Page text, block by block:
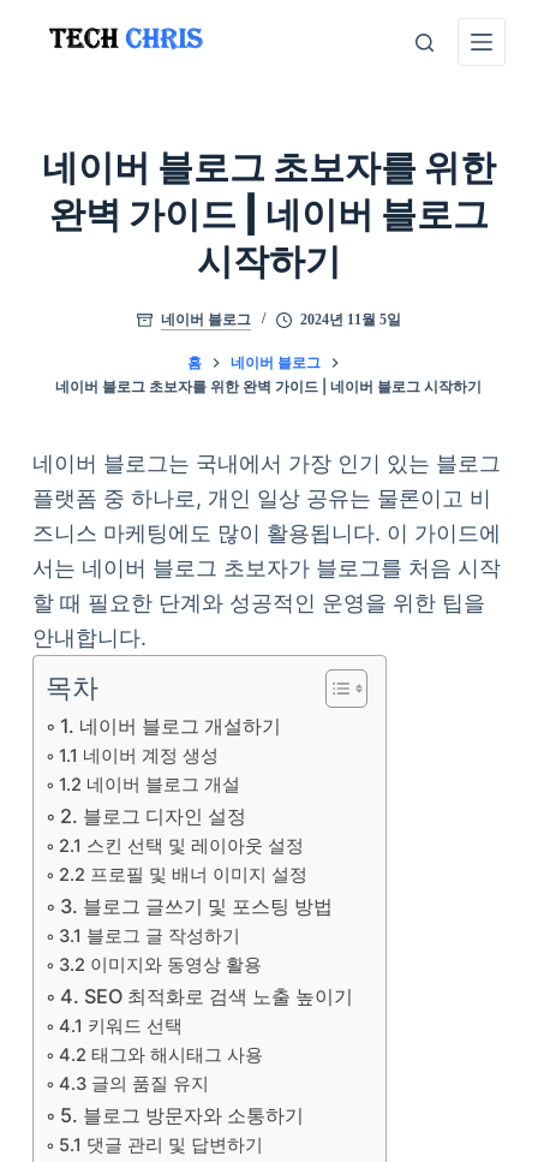
네이버 블로그 초보자를 위한
완벽 가이드 | 네이버 블로그
시작하기
네이버 블로그 2024년 11월 5일
홈
네이버 블로그
네이버 블로그 초보자를 위한 완벽 가이드 | 네이버 블로그 시작하기
네이버 블로그는 국내에서 가장 인기 있는 블로그
플랫폼 중 하나로, 개인 일상 공유는 물론이고 비
즈니스 마케팅에도 많이 활용됩니다. 이 가이드에
서는 네이버 블로그 초보자가 블로그를 처음 시작
할 때 필요한 단계와 성공적인 운영을 위한 팁을
안내합니다.
목차
1. 네이버 블로그 개설하기
1.1 네이버 계정 생성
1.2 네이버 블로그 개설
2. 블로그 디자인 설정
2.1 스킨 선택 및 레이아웃 설정
2.2 프로필 및 배너 이미지 설정
3. 블로그 글쓰기 및 포스팅 방법
3.1 블로그 글 작성하기
3.2 이미지와 동영상 활용
4. SEO 최적화로 검색 노출 높이기
4.1 키워드 선택
4.2 태그와 해시태그 사용
4.3 글의 품질 유지
5. 블로그 방문자와 소통하기
5.1 댓글 관리 및 답변하기